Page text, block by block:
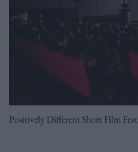
Positively Different Short Film